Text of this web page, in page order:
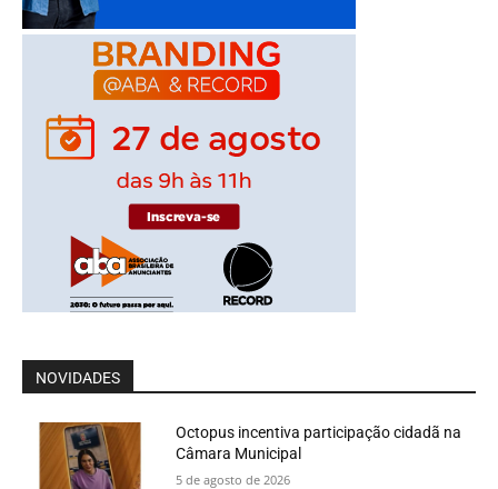
NOVIDADES
Octopus incentiva participação cidadã na
Câmara Municipal
5 de agosto de 2026